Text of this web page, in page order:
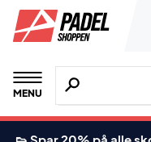
MENU
Søg efter